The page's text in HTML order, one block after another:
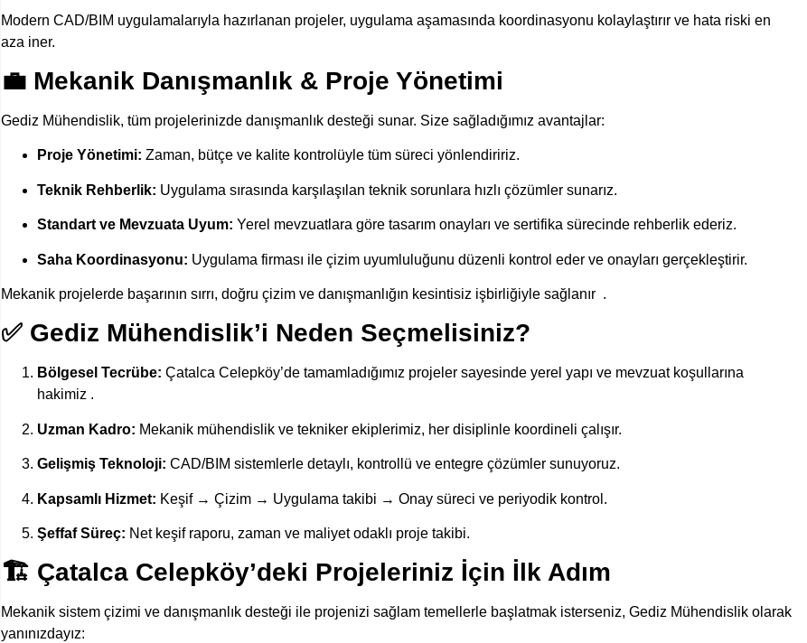
Modern CAD/BIM uygulamalarıyla hazırlanan projeler, uygulama aşamasında koordinasyonu kolaylaştırır ve hata riski en
aza iner.
💼 Mekanik Danışmanlık & Proje Yönetimi
Gediz Mühendislik, tüm projelerinizde danışmanlık desteği sunar. Size sağladığımız avantajlar:
Proje Yönetimi: Zaman, bütçe ve kalite kontrolüyle tüm süreci yönlendiririz.
Teknik Rehberlik: Uygulama sırasında karşılaşılan teknik sorunlara hızlı çözümler sunarız.
Standart ve Mevzuata Uyum: Yerel mevzuatlara göre tasarım onayları ve sertifika sürecinde rehberlik ederiz.
Saha Koordinasyonu: Uygulama firması ile çizim uyumluluğunu düzenli kontrol eder ve onayları gerçekleştirir.
Mekanik projelerde başarının sırrı, doğru çizim ve danışmanlığın kesintisiz işbirliğiyle sağlanır .
✅ Gediz Mühendislik’i Neden Seçmelisiniz?
Bölgesel Tecrübe: Çatalca Celepköy’de tamamladığımız projeler sayesinde yerel yapı ve mevzuat koşullarına
hakimiz .
Uzman Kadro: Mekanik mühendislik ve tekniker ekiplerimiz, her disiplinle koordineli çalışır.
Gelişmiş Teknoloji: CAD/BIM sistemlerle detaylı, kontrollü ve entegre çözümler sunuyoruz.
Kapsamlı Hizmet: Keşif → Çizim → Uygulama takibi → Onay süreci ve periyodik kontrol.
Şeffaf Süreç: Net keşif raporu, zaman ve maliyet odaklı proje takibi.
🏗️ Çatalca Celepköy’deki Projeleriniz İçin İlk Adım
Mekanik sistem çizimi ve danışmanlık desteği ile projenizi sağlam temellerle başlatmak isterseniz, Gediz Mühendislik olarak
yanınızdayız: